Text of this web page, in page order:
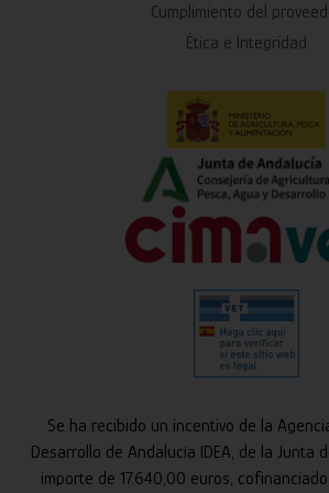
Cumplimiento del
Ética e Integridad
Se ha recibido un incentivo de la
Desarrollo de Andalucía IDEA, de la Junta
importe de 17.640,00 euros,